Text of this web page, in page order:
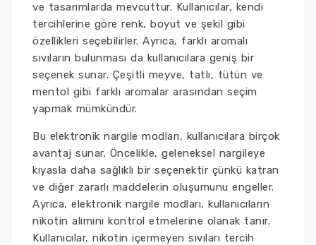
ve tasarımlarda mevcuttur. Kullanıcılar, kendi
tercihlerine göre renk, boyut ve şekil gibi
özellikleri seçebilirler. Ayrıca, farklı aromalı
sıvıların bulunması da kullanıcılara geniş bir
seçenek sunar. Çeşitli meyve, tatlı, tütün ve
mentol gibi farklı aromalar arasından seçim
yapmak mümkündür.
Bu elektronik nargile modları, kullanıcılara birçok
avantaj sunar. Öncelikle, geleneksel nargileye
kıyasla daha sağlıklı bir seçenektir çünkü katran
ve diğer zararlı maddelerin oluşumunu engeller.
Ayrıca, elektronik nargile modları, kullanıcıların
nikotin alımını kontrol etmelerine olanak tanır.
Kullanıcılar, nikotin içermeyen sıvıları tercih